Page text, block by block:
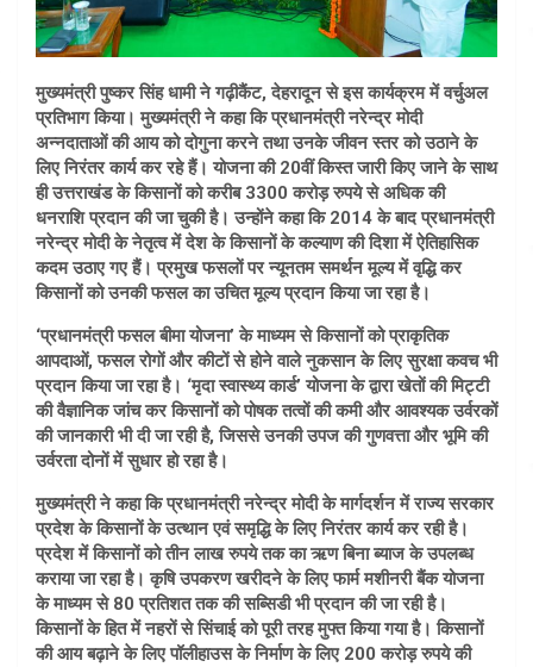
मुख्यमंत्री पुष्कर सिंह धामी ने गढ़ीकैंट, देहरादून से इस कार्यक्रम में वर्चुअल
प्रतिभाग किया। मुख्यमंत्री ने कहा कि प्रधानमंत्री नरेन्द्र मोदी
अन्नदाताओं की आय को दोगुना करने तथा उनके जीवन स्तर को उठाने के
लिए निरंतर कार्य कर रहे हैं। योजना की 20वीं किस्त जारी किए जाने के साथ
ही उत्तराखंड के किसानों को करीब 3300 करोड़ रुपये से अधिक की
धनराशि प्रदान की जा चुकी है। उन्होंने कहा कि 2014 के बाद प्रधानमंत्री
नरेन्द्र मोदी के नेतृत्व में देश के किसानों के कल्याण की दिशा में ऐतिहासिक
कदम उठाए गए हैं। प्रमुख फसलों पर न्यूनतम समर्थन मूल्य में वृद्धि कर
किसानों को उनकी फसल का उचित मूल्य प्रदान किया जा रहा है।
‘प्रधानमंत्री फसल बीमा योजना’ के माध्यम से किसानों को प्राकृतिक
आपदाओं, फसल रोगों और कीटों से होने वाले नुकसान के लिए सुरक्षा कवच भी
प्रदान किया जा रहा है। ‘मृदा स्वास्थ्य कार्ड’ योजना के द्वारा खेतों की मिट्टी
की वैज्ञानिक जांच कर किसानों को पोषक तत्वों की कमी और आवश्यक उर्वरकों
की जानकारी भी दी जा रही है, जिससे उनकी उपज की गुणवत्ता और भूमि की
उर्वरता दोनों में सुधार हो रहा है।
मुख्यमंत्री ने कहा कि प्रधानमंत्री नरेन्द्र मोदी के मार्गदर्शन में राज्य सरकार
प्रदेश के किसानों के उत्थान एवं समृद्धि के लिए निरंतर कार्य कर रही है।
प्रदेश में किसानों को तीन लाख रुपये तक का ऋण बिना ब्याज के उपलब्ध
कराया जा रहा है। कृषि उपकरण खरीदने के लिए फार्म मशीनरी बैंक योजना
के माध्यम से 80 प्रतिशत तक की सब्सिडी भी प्रदान की जा रही है।
किसानों के हित में नहरों से सिंचाई को पूरी तरह मुफ्त किया गया है। किसानों
की आय बढ़ाने के लिए पॉलीहाउस के निर्माण के लिए 200 करोड़ रुपये की